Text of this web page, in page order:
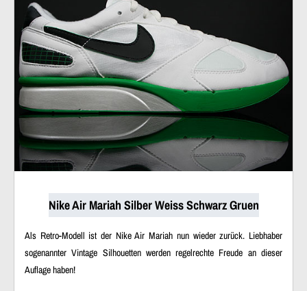
Nike Air Mariah Silber Weiss Schwarz Gruen
Als Retro-Modell ist der Nike Air Mariah nun wieder zurück. Liebhaber
sogenannter Vintage Silhouetten werden regelrechte Freude an dieser
Auflage haben!